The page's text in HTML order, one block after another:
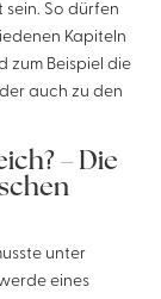
So dürfen
Kapiteln
zum Beispiel die
auch zu den
– Die
unter
eines